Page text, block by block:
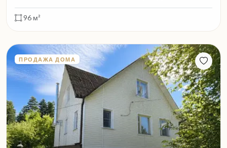
96 м²
ПРОДАЖА ДОМА